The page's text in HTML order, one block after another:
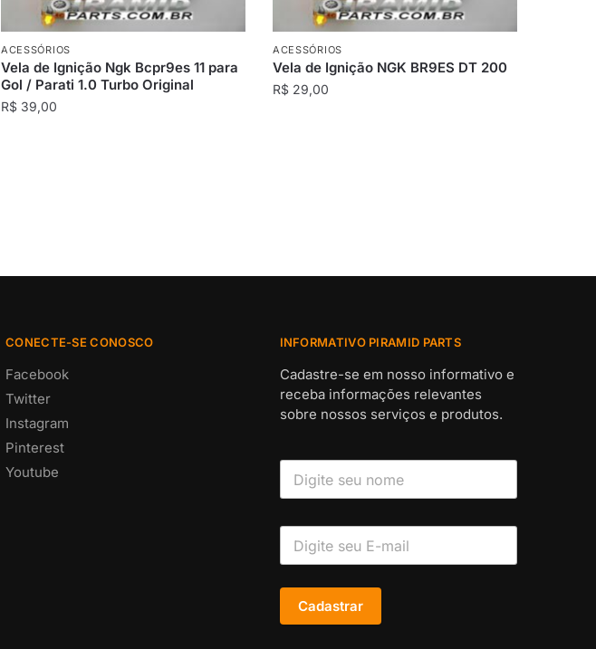
ACESSÓRIOS
Vela de Ignição Ngk Bcpr9es 11 para
Gol / Parati 1.0 Turbo Original
R$39,00
ACESSÓRIOS
Vela de Ignição NGK BR9ES DT 200
R$29,00
CONECTE-SE CONOSCO
Facebook
Twitter
Instagram
Pinterest
Youtube
INFORMATIVO PIRAMID PARTS
Cadastre-se em nosso informativo e
receba informações relevantes
sobre nossos serviços e produtos.
Cadastrar